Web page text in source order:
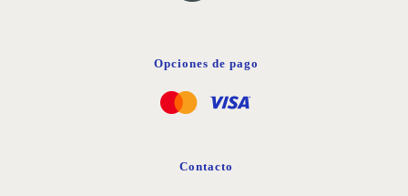
Opciones de pago
Contacto